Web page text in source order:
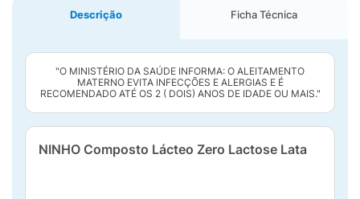
Descrição Ficha Técnica
"O MINISTÉRIO DA SAÚDE INFORMA: O ALEITAMENTO
MATERNO EVITA INFECÇÕES E ALERGIAS E É
RECOMENDADO ATÉ OS 2 ( DOIS) ANOS DE IDADE OU MAIS."
NINHO Composto Lácteo Zero Lactose Lata